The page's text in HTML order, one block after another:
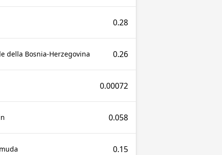
0.28
della Bosnia-Herzegovina 0.26
0.00072
0.058
0.15